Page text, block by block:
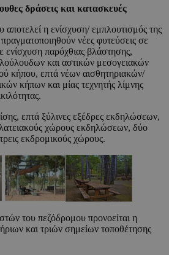
δράσεις και κατασκευές
αποτελεί η ενίσχυση/ εμπλουτισμός της
νέες φυτεύσεις σε
παρόχθιας βλάστησης,
και αστικών μεσογειακών
κήπου, επτά νέων αισθητηριακών/
κήπων και μίας τεχνητής λίμνης
επτά ξύλινες εξέδρες εκδηλώσεων,
χώρους εκδηλώσεων, δύο
εκδρομικούς χώρους.
του πεζόδρομου προνοείται η
και τριών σημείων τοποθέτησης